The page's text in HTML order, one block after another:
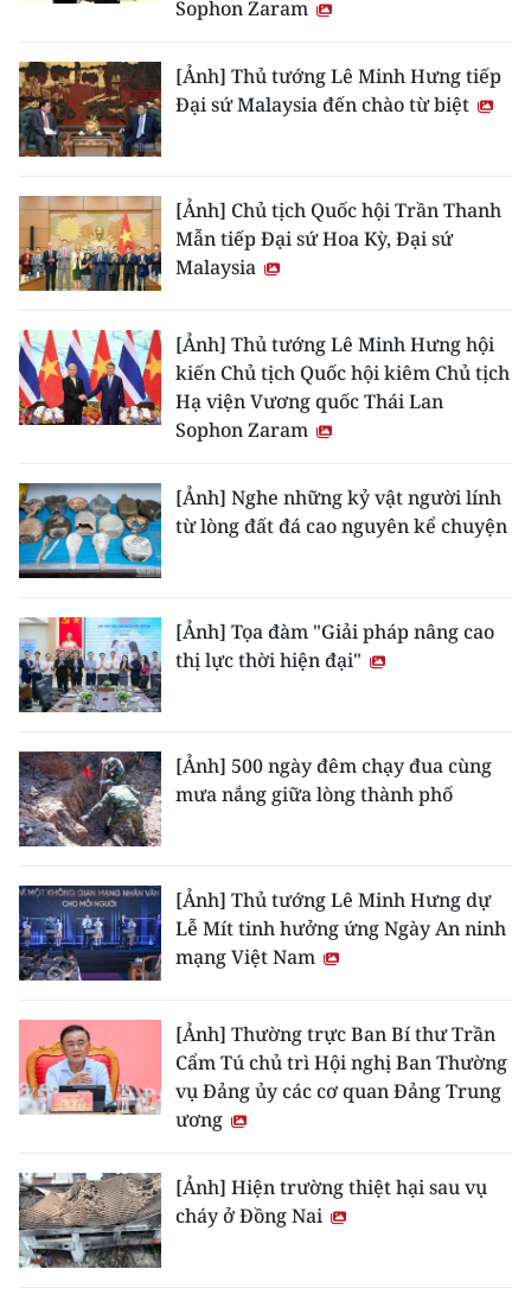
Sophon Zaram
[Ảnh] Thủ tướng Lê Minh Hưng tiếp
Đại sứ Malaysia đến chào từ biệt
[Ảnh] Chủ tịch Quốc hội Trần Thanh
Mẫn tiếp Đại sứ Hoa Kỳ, Đại sứ
Malaysia
[Ảnh] Thủ tướng Lê Minh Hưng hội
kiến Chủ tịch Quốc hội kiêm Chủ tịch
Hạ viện Vương quốc Thái Lan
Sophon Zaram
[Ảnh] Nghe những kỷ vật người lính
từ lòng đất đá cao nguyên kể chuyện
[Ảnh] Tọa đàm "Giải pháp nâng cao
thị lực thời hiện đại"
[Ảnh] 500 ngày đêm chạy đua cùng
mưa nắng giữa lòng thành phố
[Ảnh] Thủ tướng Lê Minh Hưng dự
Lễ Mít tinh hưởng ứng Ngày An ninh
mạng Việt Nam
[Ảnh] Thường trực Ban Bí thư Trần
Cẩm Tú chủ trì Hội nghị Ban Thường
vụ Đảng ủy các cơ quan Đảng Trung
ương
[Ảnh] Hiện trường thiệt hại sau vụ
cháy ở Đồng Nai